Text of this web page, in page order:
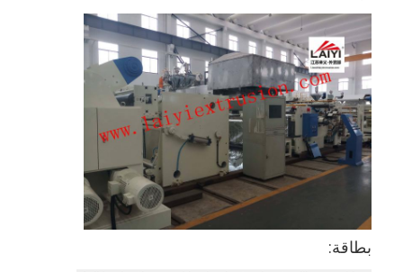
بطاقة: